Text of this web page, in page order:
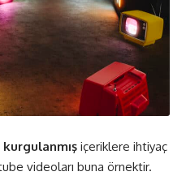
içeriklere ihtiyaç
videoları buna örnektir.